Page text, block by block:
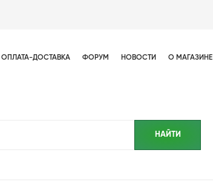
ОПЛАТА-ДОСТАВКА ФОРУМ НОВОСТИ О МАГАЗИНЕ